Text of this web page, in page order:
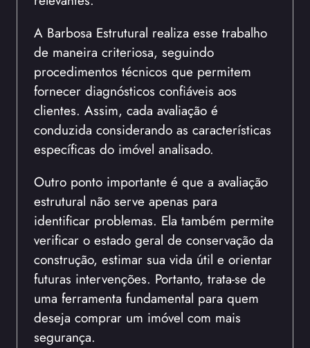
A Barbosa Estrutural realiza esse trabalho
de maneira criteriosa, seguindo
procedimentos técnicos que permitem
fornecer diagnósticos confiáveis aos
clientes. Assim, cada avaliação é
conduzida considerando as características
específicas do imóvel analisado.
Outro ponto importante é que a avaliação
estrutural não serve apenas para
identificar problemas. Ela também permite
verificar o estado geral de conservação da
construção, estimar sua vida útil e orientar
futuras intervenções. Portanto, trata-se de
uma ferramenta fundamental para quem
deseja comprar um imóvel com mais
segurança.